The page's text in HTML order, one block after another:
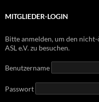
MITGLIEDER-LOGIN
Bitte anmelden, um den
ASL e.V. zu besuchen.
Benutzername
Passwort